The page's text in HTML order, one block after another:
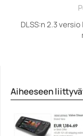
DLSS:n 2.3
Aiheeseen